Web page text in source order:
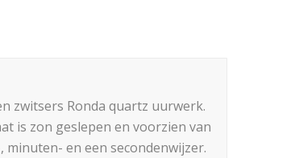
zwitsers Ronda quartz uurwerk.
is zon geslepen en voorzien van
en een secondenwijzer.